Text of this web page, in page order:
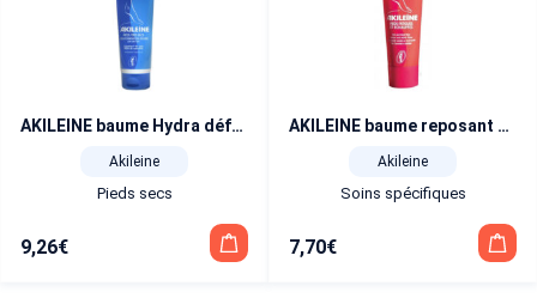
AKILEINE baume Hydra défense tube 125 ml
Akileine
Pieds secs
9,26€
AKILEINE baume reposant aux plantes tube 50 ml
Akileine
Soins spécifiques
7,70€